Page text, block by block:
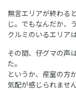
無言エリアが終わる
じ。でもなんだか、
クルミのいるエリア
その間、仔グマの声
た。
というか、産室の方
気配が感じられませ